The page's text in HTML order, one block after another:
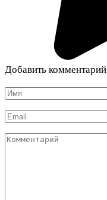
Добавить комментарий
Имя
Email
Комментарий